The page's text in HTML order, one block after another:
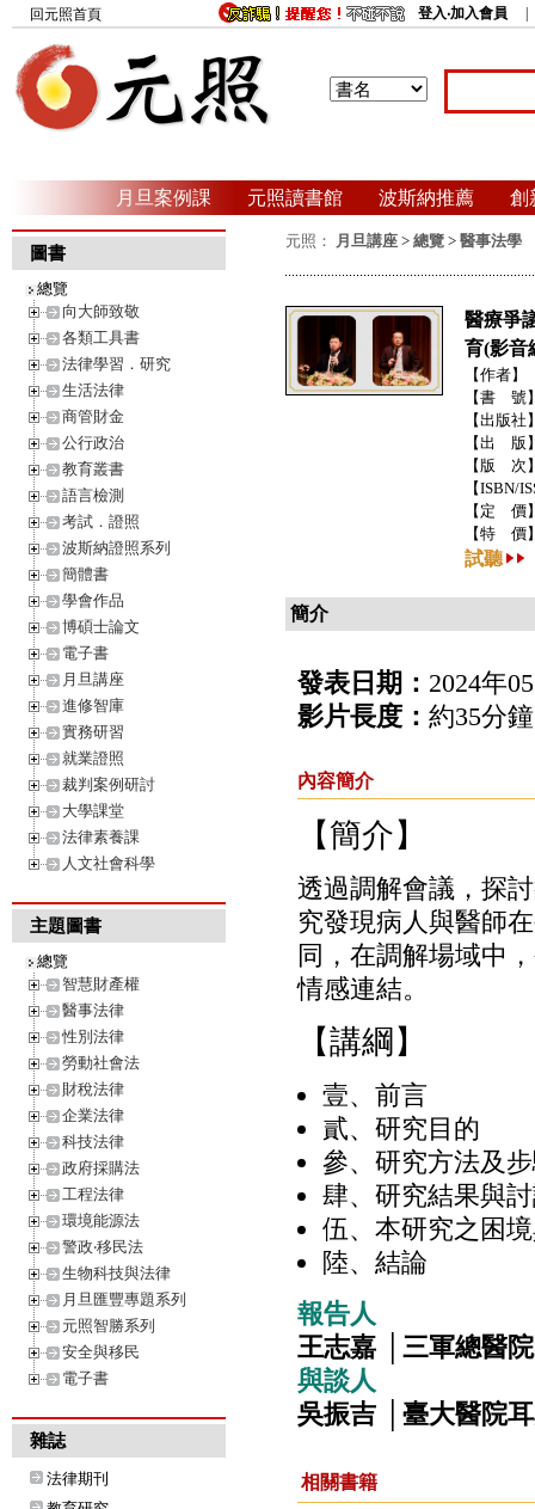
回元照首頁 登入‧加入會員
月旦案例課 元照讀書館 波斯納推薦 創
圖書
總覽
向大師致敬
各類工具書
法律學習．研究
生活法律
商管財金
公行政治
教育叢書
語言檢測
考試．證照
波斯納證照系列
簡體書
學會作品
博碩士論文
電子書
月旦講座
進修智庫
實務研習
就業證照
裁判案例研討
大學課堂
法律素養課
人文社會科學
主題圖書
總覽
智慧財產權
醫事法律
性別法律
勞動社會法
財稅法律
企業法律
科技法律
政府採購法
工程法律
環境能源法
警政‧移民法
生物科技與法律
月旦匯豐專題系列
元照智勝系列
安全與移民
電子書
雜誌
法律期刊
元照： 月旦講座 > 總覽 > 醫事法學
醫療爭
育(影音
【作者】
【書 號
【出版社
【出 版
【版 次
【ISBN/
【定 價
【特 價
試聽
簡介
發表日期： 2024年
影片長度： 約35分鐘
內容簡介
【簡介】
透過調解會議，探
究發現病人與醫師
同，在調解場域中
情感連結。
【講綱】
壹、前言
貳、研究目的
參、研究方法及
肆、研究結果與
伍、本研究之困
陸、結論
報告人
王志嘉 │三軍總醫
與談人
吳振吉 │臺大醫院
相關書籍